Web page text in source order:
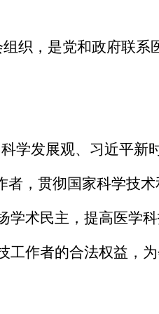
组织，是党和政府联系
学发展观、习近平新
， 贯彻国家科学技
学术民主，提高医学
工作者的合法权益，